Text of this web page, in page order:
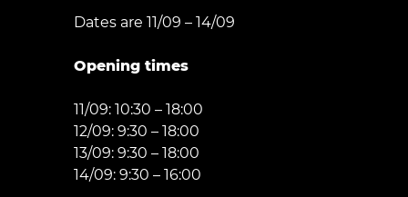
Dates are 11/09 – 14/09
Opening times
11/09: 10:30 – 18:00
12/09: 9:30 – 18:00
13/09: 9:30 – 18:00
14/09: 9:30 – 16:00